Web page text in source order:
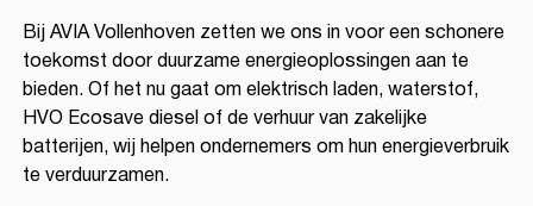
Bij AVIA Vollenhoven zetten we ons in voor een schonere
toekomst door duurzame energieoplossingen aan te
bieden. Of het nu gaat om elektrisch laden, waterstof,
HVO Ecosave diesel of de verhuur van zakelijke
batterijen, wij helpen ondernemers om hun energieverbruik
te verduurzamen.